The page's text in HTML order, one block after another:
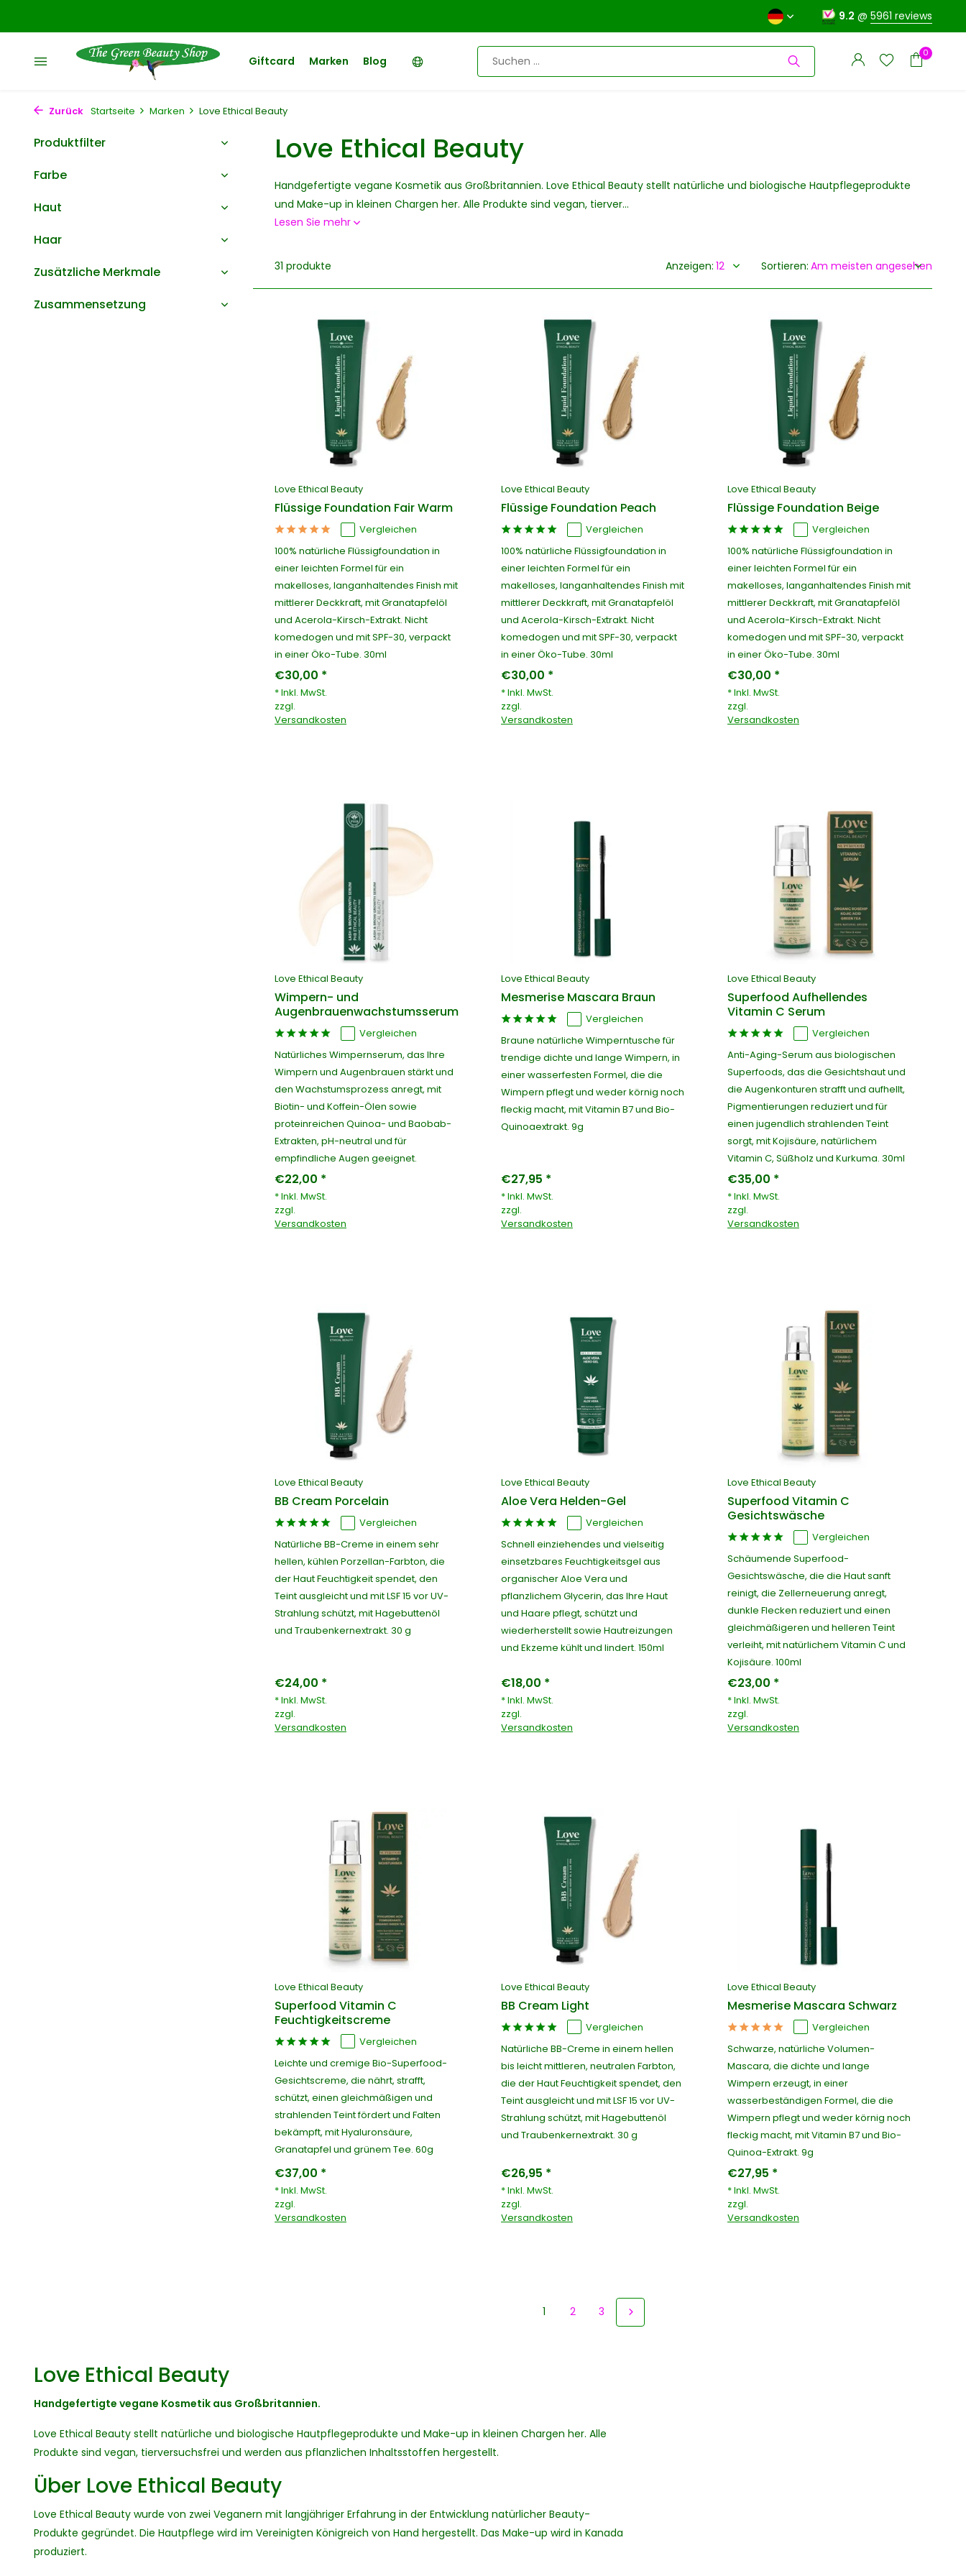
9.2 @ 5961 reviews
Giftcard Marken Blog
Benutzerkonto
Benutzerkonto
0
Zurück Startseite Marken Love Ethical Beauty
Produktfilter
Farbe
Haut
Haar
Zusätzliche Merkmale
Zusammensetzung
Love Ethical Beauty
Handgefertigte vegane Kosmetik aus Großbritannien. Love Ethical Beauty stellt natürliche und biologische Hautpflegeprodukte
und Make-up in kleinen Chargen her. Alle Produkte sind vegan, tierver...
Lesen Sie mehr
31 produkte Anzeigen: Sortieren:
Love Ethical Beauty
Flüssige Foundation Fair Warm
Vergleichen
100% natürliche Flüssigfoundation in
einer leichten Formel für ein
makelloses, langanhaltendes Finish mit
mittlerer Deckkraft, mit Granatapfelöl
und Acerola-Kirsch-Extrakt. Nicht
komedogen und mit SPF-30, verpackt
in einer Öko-Tube. 30ml
€30,00 *
* Inkl. MwSt.
zzgl.
Versandkosten
Love Ethical Beauty
Flüssige Foundation Peach
Vergleichen
100% natürliche Flüssigfoundation in
einer leichten Formel für ein
makelloses, langanhaltendes Finish mit
mittlerer Deckkraft, mit Granatapfelöl
und Acerola-Kirsch-Extrakt. Nicht
komedogen und mit SPF-30, verpackt
in einer Öko-Tube. 30ml
€30,00 *
* Inkl. MwSt.
zzgl.
Versandkosten
Love Ethical Beauty
Flüssige Foundation Beige
Vergleichen
100% natürliche Flüssigfoundation in
einer leichten Formel für ein
makelloses, langanhaltendes Finish mit
mittlerer Deckkraft, mit Granatapfelöl
und Acerola-Kirsch-Extrakt. Nicht
komedogen und mit SPF-30, verpackt
in einer Öko-Tube. 30ml
€30,00 *
* Inkl. MwSt.
zzgl.
Versandkosten
Love Ethical Beauty
Wimpern- und
Augenbrauenwachstumsserum
Vergleichen
Natürliches Wimpernserum, das Ihre
Wimpern und Augenbrauen stärkt und
den Wachstumsprozess anregt, mit
Biotin- und Koffein-Ölen sowie
proteinreichen Quinoa- und Baobab-
Extrakten, pH-neutral und für
empfindliche Augen geeignet.
€22,00 *
* Inkl. MwSt.
zzgl.
Versandkosten
Love Ethical Beauty
Mesmerise Mascara Braun
Vergleichen
Braune natürliche Wimperntusche für
trendige dichte und lange Wimpern, in
einer wasserfesten Formel, die die
Wimpern pflegt und weder körnig noch
fleckig macht, mit Vitamin B7 und Bio-
Quinoaextrakt. 9g
€27,95 *
* Inkl. MwSt.
zzgl.
Versandkosten
Love Ethical Beauty
Superfood Aufhellendes
Vitamin C Serum
Vergleichen
Anti-Aging-Serum aus biologischen
Superfoods, das die Gesichtshaut und
die Augenkonturen strafft und aufhellt,
Pigmentierungen reduziert und für
einen jugendlich strahlenden Teint
sorgt, mit Kojisäure, natürlichem
Vitamin C, Süßholz und Kurkuma. 30ml
€35,00 *
* Inkl. MwSt.
zzgl.
Versandkosten
Love Ethical Beauty
BB Cream Porcelain
Vergleichen
Natürliche BB-Creme in einem sehr
hellen, kühlen Porzellan-Farbton, die
der Haut Feuchtigkeit spendet, den
Teint ausgleicht und mit LSF 15 vor UV-
Strahlung schützt, mit Hagebuttenöl
und Traubenkernextrakt. 30 g
€24,00 *
* Inkl. MwSt.
zzgl.
Versandkosten
Love Ethical Beauty
Aloe Vera Helden-Gel
Vergleichen
Schnell einziehendes und vielseitig
einsetzbares Feuchtigkeitsgel aus
organischer Aloe Vera und
pflanzlichem Glycerin, das Ihre Haut
und Haare pflegt, schützt und
wiederherstellt sowie Hautreizungen
und Ekzeme kühlt und lindert. 150ml
€18,00 *
* Inkl. MwSt.
zzgl.
Versandkosten
Love Ethical Beauty
Superfood Vitamin C
Gesichtswäsche
Vergleichen
Schäumende Superfood-
Gesichtswäsche, die die Haut sanft
reinigt, die Zellerneuerung anregt,
dunkle Flecken reduziert und einen
gleichmäßigeren und helleren Teint
verleiht, mit natürlichem Vitamin C und
Kojisäure. 100ml
€23,00 *
* Inkl. MwSt.
zzgl.
Versandkosten
Love Ethical Beauty
Superfood Vitamin C
Feuchtigkeitscreme
Vergleichen
Leichte und cremige Bio-Superfood-
Gesichtscreme, die nährt, strafft,
schützt, einen gleichmäßigen und
strahlenden Teint fördert und Falten
bekämpft, mit Hyaluronsäure,
Granatapfel und grünem Tee. 60g
€37,00 *
* Inkl. MwSt.
zzgl.
Versandkosten
Love Ethical Beauty
BB Cream Light
Vergleichen
Natürliche BB-Creme in einem hellen
bis leicht mittleren, neutralen Farbton,
die der Haut Feuchtigkeit spendet, den
Teint ausgleicht und mit LSF 15 vor UV-
Strahlung schützt, mit Hagebuttenöl
und Traubenkernextrakt. 30 g
€26,95 *
* Inkl. MwSt.
zzgl.
Versandkosten
Love Ethical Beauty
Mesmerise Mascara Schwarz
Vergleichen
Schwarze, natürliche Volumen-
Mascara, die dichte und lange
Wimpern erzeugt, in einer
wasserbeständigen Formel, die die
Wimpern pflegt und weder körnig noch
fleckig macht, mit Vitamin B7 und Bio-
Quinoa-Extrakt. 9g
€27,95 *
* Inkl. MwSt.
zzgl.
Versandkosten
1 2 3
Love Ethical Beauty
Handgefertigte vegane Kosmetik aus Großbritannien.
Love Ethical Beauty stellt natürliche und biologische Hautpflegeprodukte und Make-up in kleinen Chargen her. Alle
Produkte sind vegan, tierversuchsfrei und werden aus pflanzlichen Inhaltsstoffen hergestellt.
Über Love Ethical Beauty
Love Ethical Beauty wurde von zwei Veganern mit langjähriger Erfahrung in der Entwicklung natürlicher Beauty-
Produkte gegründet. Die Hautpflege wird im Vereinigten Königreich von Hand hergestellt. Das Make-up wird in Kanada
produziert.